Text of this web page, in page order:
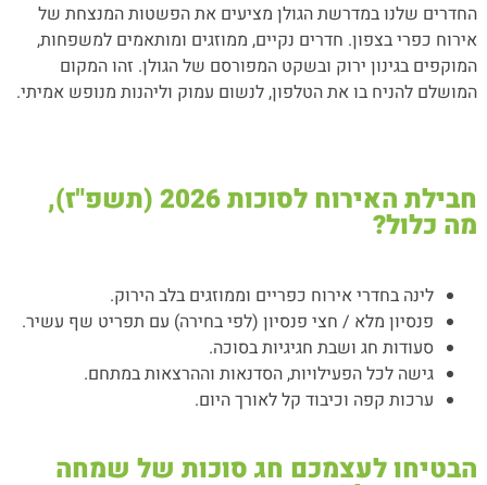
החדרים שלנו במדרשת הגולן מציעים את הפשטות המנצחת של
אירוח כפרי בצפון. חדרים נקיים, ממוזגים ומותאמים למשפחות,
המוקפים בגינון ירוק ובשקט המפורסם של הגולן. זהו המקום
המושלם להניח בו את הטלפון, לנשום עמוק וליהנות מנופש אמיתי.
חבילת האירוח לסוכות 2026 (תשפ"ז),
מה כלול?
לינה בחדרי אירוח כפריים וממוזגים בלב הירוק.
פנסיון מלא / חצי פנסיון (לפי בחירה) עם תפריט שף עשיר.
סעודות חג ושבת חגיגיות בסוכה.
גישה לכל הפעילויות, הסדנאות וההרצאות במתחם.
ערכות קפה וכיבוד קל לאורך היום.
הבטיחו לעצמכם חג סוכות של שמחה